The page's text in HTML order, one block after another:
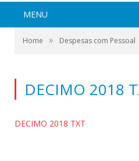
MENU
Home » Despesas com Pessoal
DECIMO 2018
DECIMO 2018 TXT